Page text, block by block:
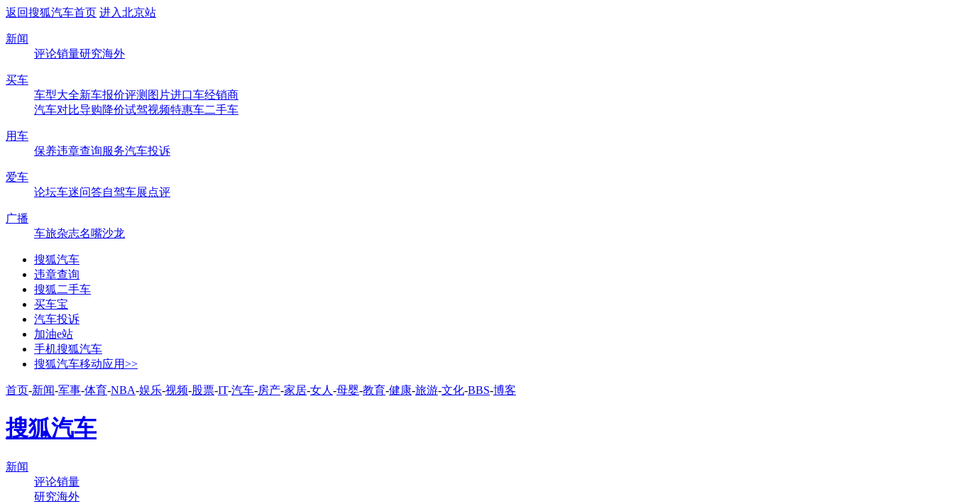
返回搜狐汽车首页 进入北京站
新闻
评论销量研究海外
买车
车型大全新车报价评测 图片进口车经销商
汽车对比导购降价试驾视频特惠车二手车
用车
保养违章查询服务汽车投诉
爱车
论坛车迷问答自驾车展点评
广播
车旅杂志名嘴沙龙
搜狐汽车
违章查询
搜狐二手车
买车宝
汽车投诉
加油e站
手机搜狐汽车
搜狐汽车移动应用>>
首页-新闻-军事-体育-NBA-娱乐-视频-股票-IT-汽车-房产-家居-女人 -母婴-教育-健康-旅游-文化-BBS-博客
搜狐汽车
新闻
评论销量
研究海外